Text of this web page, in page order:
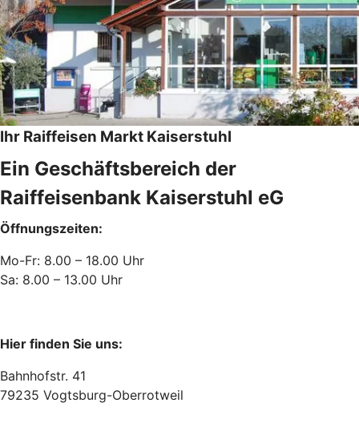
Ihr Raiffeisen Markt Kaiserstuhl
Ein Geschäftsbereich der
Raiffeisenbank Kaiserstuhl eG
Öffnungszeiten:
Mo-Fr: 8.00 – 18.00 Uhr
Sa: 8.00 – 13.00 Uhr
Hier finden Sie uns:
Bahnhofstr. 41
79235 Vogtsburg-Oberrotweil